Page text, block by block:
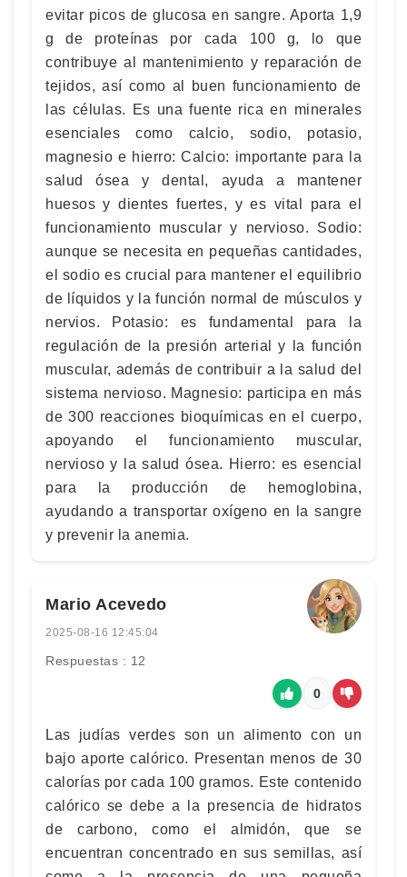
evitar picos de glucosa en sangre. Aporta 1,9
g de proteínas por cada 100 g, lo que
contribuye al mantenimiento y reparación de
tejidos, así como al buen funcionamiento de
las células. Es una fuente rica en minerales
esenciales como calcio, sodio, potasio,
magnesio e hierro: Calcio: importante para la
salud ósea y dental, ayuda a mantener
huesos y dientes fuertes, y es vital para el
funcionamiento muscular y nervioso. Sodio:
aunque se necesita en pequeñas cantidades,
el sodio es crucial para mantener el equilibrio
de líquidos y la función normal de músculos y
nervios. Potasio: es fundamental para la
regulación de la presión arterial y la función
muscular, además de contribuir a la salud del
sistema nervioso. Magnesio: participa en más
de 300 reacciones bioquímicas en el cuerpo,
apoyando el funcionamiento muscular,
nervioso y la salud ósea. Hierro: es esencial
para la producción de hemoglobina,
ayudando a transportar oxígeno en la sangre
y prevenir la anemia.
Mario Acevedo
2025-08-16 12:45:04
Respuestas : 12
0
Las judías verdes son un alimento con un
bajo aporte calórico. Presentan menos de 30
calorías por cada 100 gramos. Este contenido
calórico se debe a la presencia de hidratos
de carbono, como el almidón, que se
encuentran concentrado en sus semillas, así